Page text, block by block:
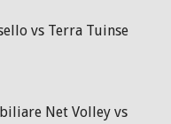
vs Terra Tuinse
Net Volley vs